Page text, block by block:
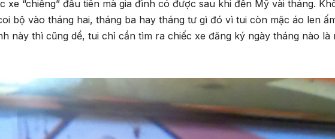
xe “chiếng” đầu tiên mà gia đình có được sau khi đến Mỹ vài tháng.
bộ vào tháng hai, tháng ba hay tháng tư gì đó vì tui còn mặc áo len
này thì cũng dể, tui chỉ cần tìm ra chiếc xe đăng ký ngày tháng nào là